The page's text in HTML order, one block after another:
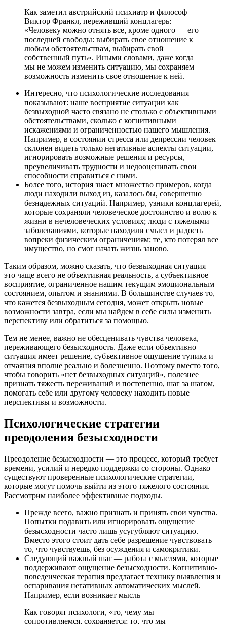
Как заметил австрийский психиатр и философ
Виктор Франкл, переживший концлагерь:
«Человеку можно отнять все, кроме одного — его
последней свободы: выбирать свое отношение к
любым обстоятельствам, выбирать свой
собственный путь». Иными словами, даже когда
мы не можем изменить ситуацию, мы сохраняем
возможность изменить свое отношение к ней.
Интересно, что психологические исследования
показывают: наше восприятие ситуации как
безвыходной часто связано не столько с объективными
обстоятельствами, сколько с когнитивными
искажениями и ограниченностью нашего мышления.
Например, в состоянии стресса или депрессии человек
склонен видеть только негативные аспекты ситуации,
игнорировать возможные решения и ресурсы,
преувеличивать трудности и недооценивать свои
способности справиться с ними.
Более того, история знает множество примеров, когда
люди находили выход из, казалось бы, совершенно
безнадежных ситуаций. Например, узники концлагерей,
которые сохраняли человеческое достоинство и волю к
жизни в нечеловеческих условиях; люди с тяжелыми
заболеваниями, которые находили смысл и радость
вопреки физическим ограничениям; те, кто потерял все
имущество, но смог начать жизнь заново.
Таким образом, можно сказать, что безвыходная ситуация —
это чаще всего не объективная реальность, а субъективное
восприятие, ограниченное нашим текущим эмоциональным
состоянием, опытом и знаниями. В большинстве случаев то,
что кажется безвыходным сегодня, может открыть новые
возможности завтра, если мы найдем в себе силы изменить
перспективу или обратиться за помощью.
Тем не менее, важно не обесценивать чувства человека,
переживающего безысходность. Даже если объективно
ситуация имеет решение, субъективное ощущение тупика и
отчаяния вполне реально и болезненно. Поэтому вместо того,
чтобы говорить «нет безвыходных ситуаций», полезнее
признать тяжесть переживаний и постепенно, шаг за шагом,
помогать себе или другому человеку находить новые
перспективы и возможности.
Психологические стратегии
преодоления безысходности
Преодоление безысходности — это процесс, который требует
времени, усилий и нередко поддержки со стороны. Однако
существуют проверенные психологические стратегии,
которые могут помочь выйти из этого тяжелого состояния.
Рассмотрим наиболее эффективные подходы.
Прежде всего, важно признать и принять свои чувства.
Попытки подавить или игнорировать ощущение
безысходности часто лишь усугубляют ситуацию.
Вместо этого стоит дать себе разрешение чувствовать
то, что чувствуешь, без осуждения и самокритики.
Следующий важный шаг — работа с мыслями, которые
поддерживают ощущение безысходности. Когнитивно-
поведенческая терапия предлагает технику выявления и
оспаривания негативных автоматических мыслей.
Например, если возникает мысль
Как говорят психологи, «то, чему мы
сопротивляемся, сохраняется; то, что мы